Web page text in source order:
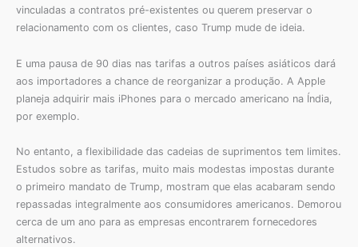
vinculadas a contratos pré-existentes ou querem preservar o
relacionamento com os clientes, caso Trump mude de ideia.
E uma pausa de 90 dias nas tarifas a outros países asiáticos dará
aos importadores a chance de reorganizar a produção. A Apple
planeja adquirir mais iPhones para o mercado americano na Índia,
por exemplo.
No entanto, a flexibilidade das cadeias de suprimentos tem limites.
Estudos sobre as tarifas, muito mais modestas impostas durante
o primeiro mandato de Trump, mostram que elas acabaram sendo
repassadas integralmente aos consumidores americanos. Demorou
cerca de um ano para as empresas encontrarem fornecedores
alternativos.